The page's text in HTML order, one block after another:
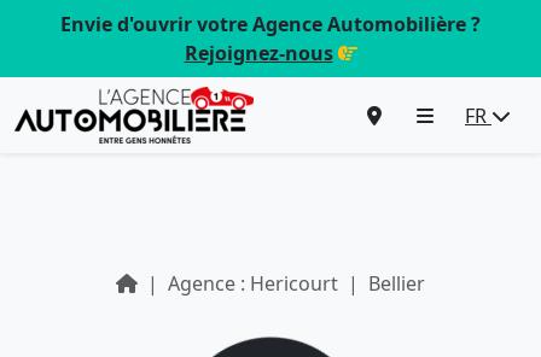
Envie d'ouvrir votre Agence Automobilière ?
Rejoignez-nous
FR
Agence : Hericourt Bellier